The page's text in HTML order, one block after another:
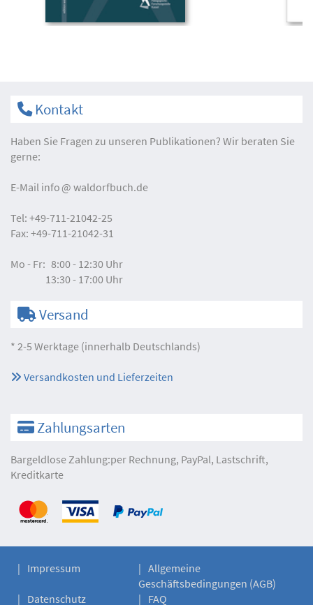
Kontakt
Haben Sie Fragen zu unseren Publikationen? Wir beraten Sie
gerne:
E-Mail info waldorfbuch.de
Tel: +49-711-21042-25
Fax: +49-711-21042-31
Mo - Fr: 8:00 - 12:30 Uhr
13:30 - 17:00 Uhr
Versand
* 2-5 Werktage (innerhalb Deutschlands)
Versandkosten und Lieferzeiten
Zahlungsarten
Bargeldlose Zahlung:per Rechnung, PayPal, Lastschrift,
Kreditkarte
Impressum
Allgemeine
Geschäftsbedingungen (AGB)
Datenschutz
FAQ